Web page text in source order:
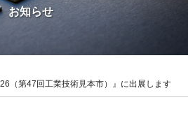
お知らせ
（第47回工業技術見本市）』に出展します